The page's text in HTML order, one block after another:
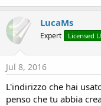
LucaMs
Expert Licensed
Jul 8, 2016
L'indirizzo che hai
penso che tu abbia